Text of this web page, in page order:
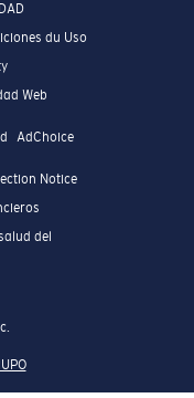
du Uso
Web
AdChoice
Notice
del